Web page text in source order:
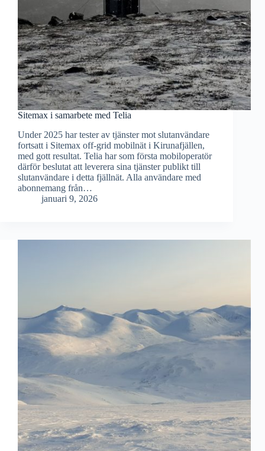
Sitemax i samarbete med Telia
Under 2025 har tester av tjänster mot slutanvändare
fortsatt i Sitemax off-grid mobilnät i Kirunafjällen,
med gott resultat. Telia har som första mobiloperatör
därför beslutat att leverera sina tjänster publikt till
slutanvändare i detta fjällnät. Alla användare med
abonnemang från…
januari 9, 2026